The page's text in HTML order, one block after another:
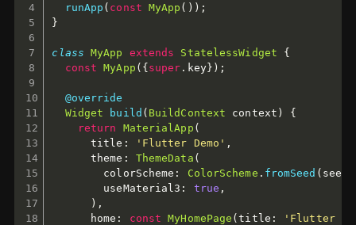
runApp ( const MyApp ( ) ) ;
}
class MyApp extends StatelessWidget
{
const
MyApp ( {super . key} ) ;
@override
Widget
build ( BuildContext context )
{
return
MaterialApp (
      title
: 'Flutter Demo' ,
      theme
: ThemeData (
        colorScheme
: ColorScheme . fromSeed (
        useMaterial3
: true ,
) ,
      home
: const MyHomePage (title :
'Flutter